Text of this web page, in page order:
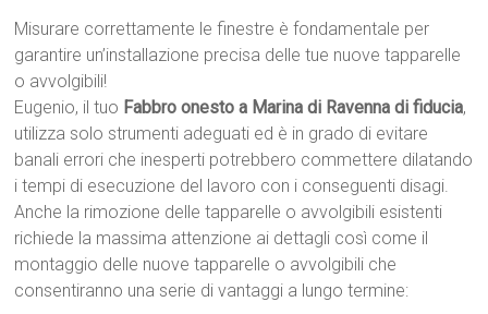
Misurare correttamente le finestre è fondamentale per
garantire un’installazione precisa delle tue nuove tapparelle
o avvolgibili!
Eugenio, il tuo Fabbro onesto a Marina di Ravenna di fiducia,
utilizza solo strumenti adeguati ed è in grado di evitare
banali errori che inesperti potrebbero commettere dilatando
i tempi di esecuzione del lavoro con i conseguenti disagi.
Anche la rimozione delle tapparelle o avvolgibili esistenti
richiede la massima attenzione ai dettagli così come il
montaggio delle nuove tapparelle o avvolgibili che
consentiranno una serie di vantaggi a lungo termine: